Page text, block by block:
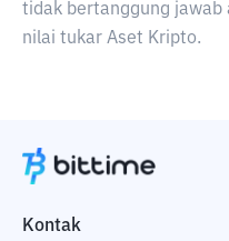
tidak bertanggung jawab
nilai tukar Aset Kripto.
Kontak